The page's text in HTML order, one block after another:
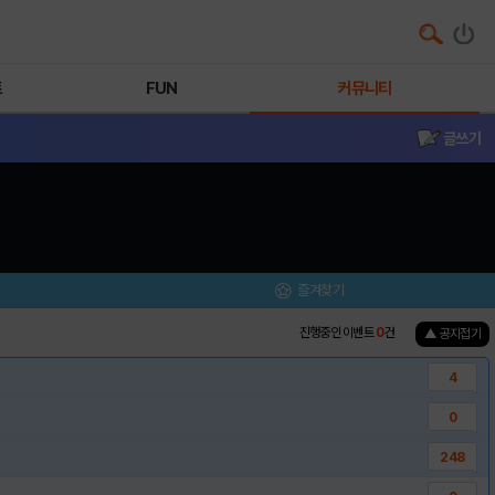
FUN 커뮤니티
글쓰기
즐겨찾기
진행중인 이벤트0건 ▲ 공지접기
4
0
248